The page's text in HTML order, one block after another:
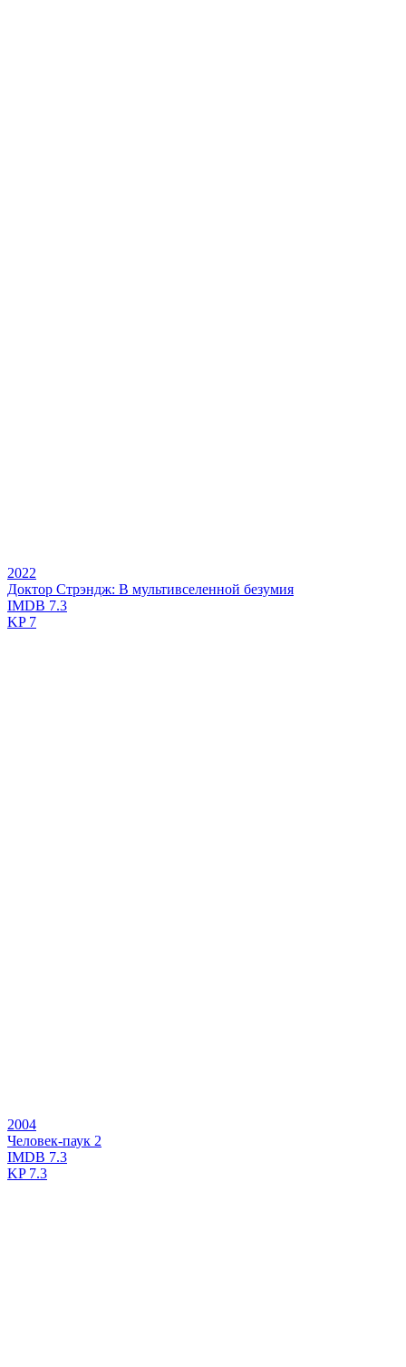
2022
Доктор Стрэндж: В мультивселенной безумия
IMDB 7.3
KP7
2004
Человек-паук 2
IMDB 7.3
KP7.3